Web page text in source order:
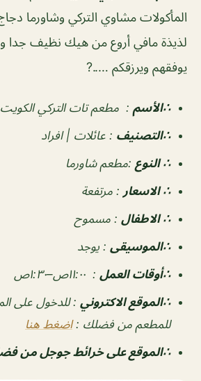
المأكولات مشاوي التركي وشاورما
لذيذة مافي أروع من هيك نظيف جدا
يوفقهم ويرزقكم …..?
∴الأسم : مطعم تات التركي
∴التصنيف : عائلات | افراد
∴ النوع :مطعم شاورما
∴ الاسعار : مرتفعة
∴ الاطفال : مسموح
∴الموسيقى : يوجد
‏∴أوقات العمل : ١١:٠٠ص–١:٣٠ص
∴الموقع الاكتروني : للدخول على
للمطعم من فضلك :اضغط هنا
∴الموقع على خرائط جوجل من